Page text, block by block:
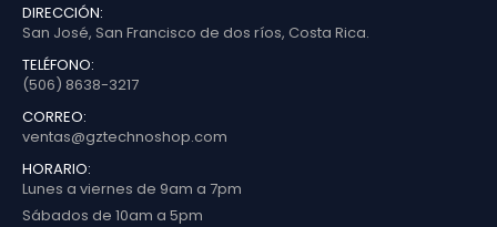
DIRECCIÓN:
San José, San Francisco de dos ríos, Costa Rica.
TELÉFONO:
(506) 8638-3217
CORREO:
ventas@gztechnoshop.com
HORARIO:
Lunes a viernes de 9am a 7pm
Sábados de 10am a 5pm